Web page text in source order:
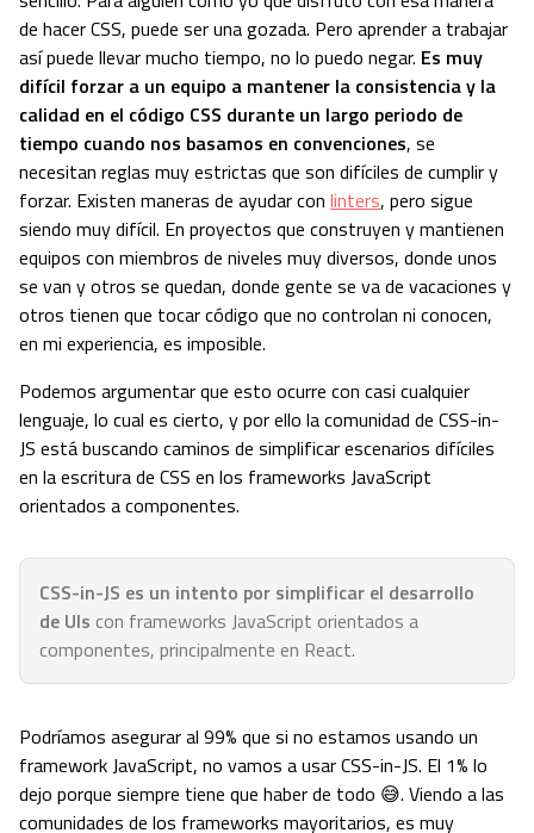
de hacer CSS, puede ser una gozada. Pero aprender a trabajar
así puede llevar mucho tiempo, no lo puedo negar. Es muy
difícil forzar a un equipo a mantener la consistencia y la
calidad en el código CSS durante un largo periodo de
tiempo cuando nos basamos en convenciones, se
necesitan reglas muy estrictas que son difíciles de cumplir y
forzar. Existen maneras de ayudar con linters, pero sigue
siendo muy difícil. En proyectos que construyen y mantienen
equipos con miembros de niveles muy diversos, donde unos
se van y otros se quedan, donde gente se va de vacaciones y
otros tienen que tocar código que no controlan ni conocen,
en mi experiencia, es imposible.
Podemos argumentar que esto ocurre con casi cualquier
lenguaje, lo cual es cierto, y por ello la comunidad de CSS-in-
JS está buscando caminos de simplificar escenarios difíciles
en la escritura de CSS en los frameworks JavaScript
orientados a componentes.
CSS-in-JS es un intento por simplificar el desarrollo
de UIs con frameworks JavaScript orientados a
componentes, principalmente en React.
Podríamos asegurar al 99% que si no estamos usando un
framework JavaScript, no vamos a usar CSS-in-JS. El 1% lo
dejo porque siempre tiene que haber de todo 😅. Viendo a las
comunidades de los frameworks mayoritarios, es muy